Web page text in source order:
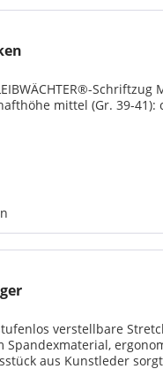
Schriftzug
mittel (Gr. 39-
verstellbare
aus Kunstleder